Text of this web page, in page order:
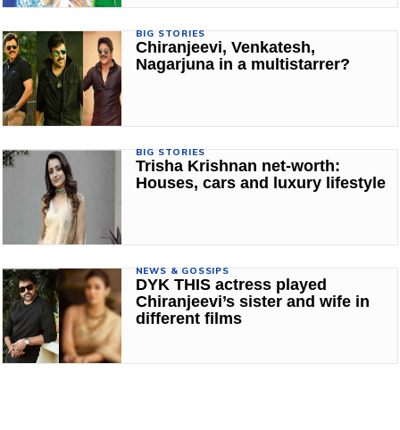
BIG STORIES
Chiranjeevi, Venkatesh,
Nagarjuna in a multistarrer?
BIG STORIES
Trisha Krishnan net-worth:
Houses, cars and luxury lifestyle
NEWS & GOSSIPS
DYK THIS actress played
Chiranjeevi’s sister and wife in
different films